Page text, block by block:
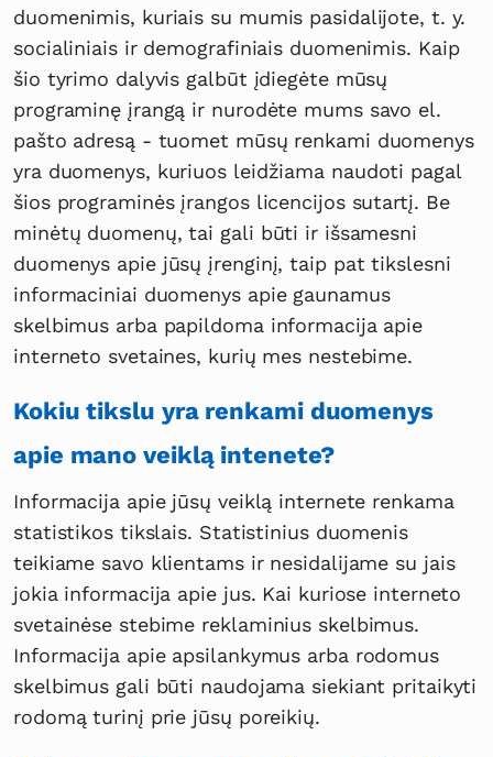
duomenimis, kuriais su mumis pasidalijote, t. y.
socialiniais ir demografiniais duomenimis. Kaip
šio tyrimo dalyvis galbūt įdiegėte mūsų
programinę įrangą ir nurodėte mums savo el.
pašto adresą - tuomet mūsų renkami duomenys
yra duomenys, kuriuos leidžiama naudoti pagal
šios programinės įrangos licencijos sutartį. Be
minėtų duomenų, tai gali būti ir išsamesni
duomenys apie jūsų įrenginį, taip pat tikslesni
informaciniai duomenys apie gaunamus
skelbimus arba papildoma informacija apie
interneto svetaines, kurių mes nestebime.
Kokiu tikslu yra renkami duomenys
apie mano veiklą intenete?
Informacija apie jūsų veiklą internete renkama
statistikos tikslais. Statistinius duomenis
teikiame savo klientams ir nesidalijame su jais
jokia informacija apie jus. Kai kuriose interneto
svetainėse stebime reklaminius skelbimus.
Informacija apie apsilankymus arba rodomus
skelbimus gali būti naudojama siekiant pritaikyti
rodomą turinį prie jūsų poreikių.